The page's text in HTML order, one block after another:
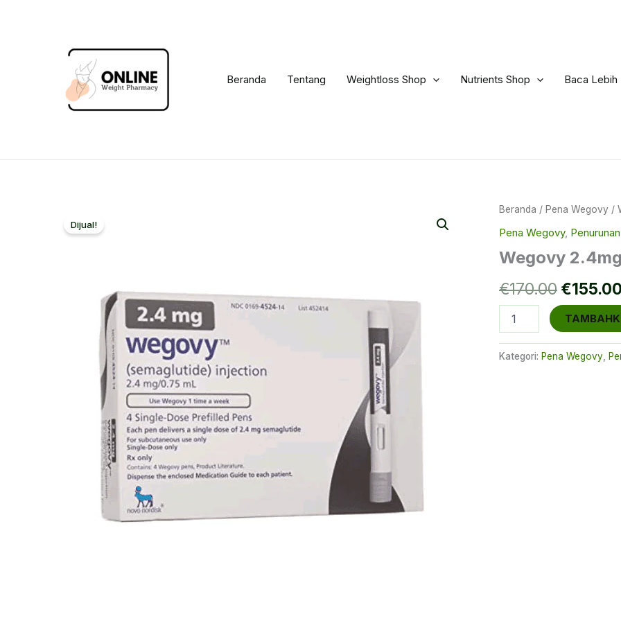
Beranda Tentang Weightloss Shop Nutrients Shop Baca Lebih
Dijual!
Beranda / Pena Wegovy /
Pena Wegovy,
Wegovy 2.4mg
€170.00 Harga
aslinya
adalah:
€170.00.
€155.00
Wegovy
Kategori: Pena Wegovy